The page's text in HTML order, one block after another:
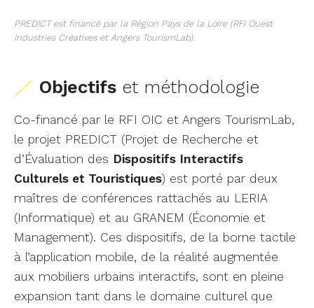
PREDICT est financé par la Région Pays de la Loire (RFI Ouest
Industries Créatives et Angers TourismLab).
Objectifs et méthodologie
Co-financé par le RFI OIC et Angers TourismLab,
le projet PREDICT (Projet de Recherche et
d’Évaluation des Dispositifs Interactifs
Culturels et Touristiques) est porté par deux
maîtres de conférences rattachés au LERIA
(Informatique) et au GRANEM (Économie et
Management). Ces dispositifs, de la borne tactile
à l’application mobile, de la réalité augmentée
aux mobiliers urbains interactifs, sont en pleine
expansion tant dans le domaine culturel que